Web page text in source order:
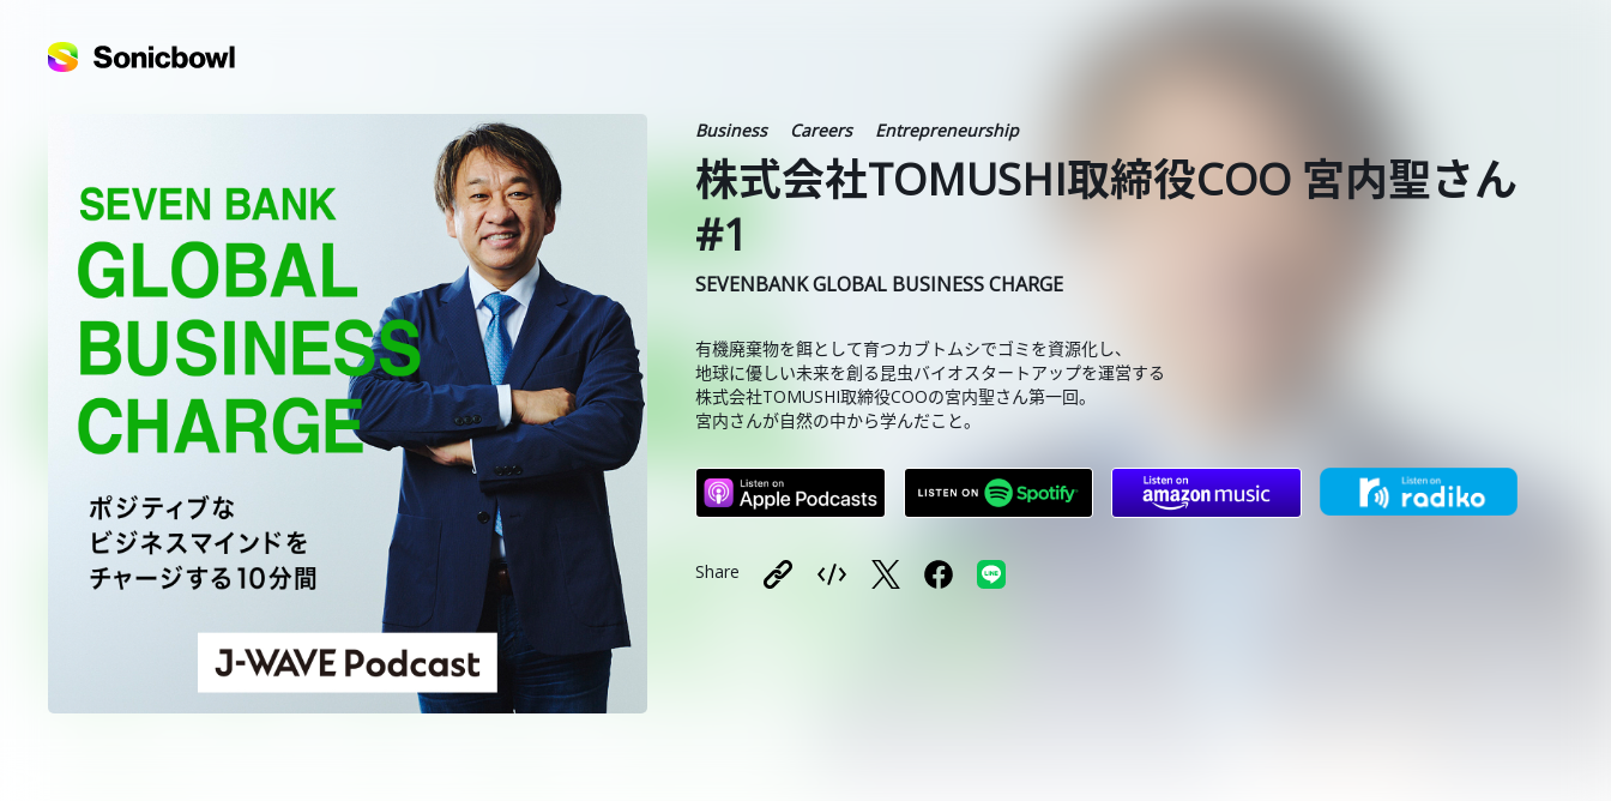
Business Careers Entrepreneurship
株式会社TOMUSHI取締役COO 宮内聖さん
#1
SEVENBANK GLOBAL BUSINESS CHARGE
有機廃棄物を餌として育つカブトムシでゴミを資源化し、
地球に優しい未来を創る昆虫バイオスタートアップを運営する
株式会社TOMUSHI取締役COOの宮内聖さん第一回。
宮内さんが自然の中から学んだこと。
Share